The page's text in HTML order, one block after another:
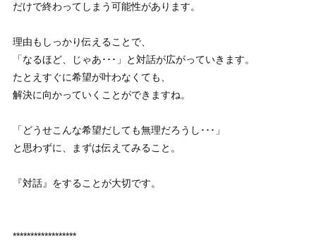
だけで終わってしまう可能性があります。
理由もしっかり伝えることで、
「なるほど、じゃあ･･･」と対話が広がっていきます。
たとえすぐに希望が叶わなくても、
解決に向かっていくことができますね。
「どうせこんな希望だしても無理だろうし･･･」
と思わずに、まずは伝えてみること。
『対話』をすることが大切です。
******************